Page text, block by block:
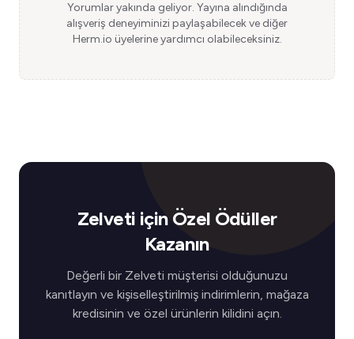
Yorumlar yakında geliyor. Yayına alındığında
alışveriş deneyiminizi paylaşabilecek ve diğer
Herm.io üyelerine yardımcı olabileceksiniz.
Zelveti için Özel Ödüller
Kazanın
Değerli bir Zelveti müşterisi olduğunuzu
kanıtlayın ve kişiselleştirilmiş indirimlerin, mağaza
kredisinin ve özel ürünlerin kilidini açın.